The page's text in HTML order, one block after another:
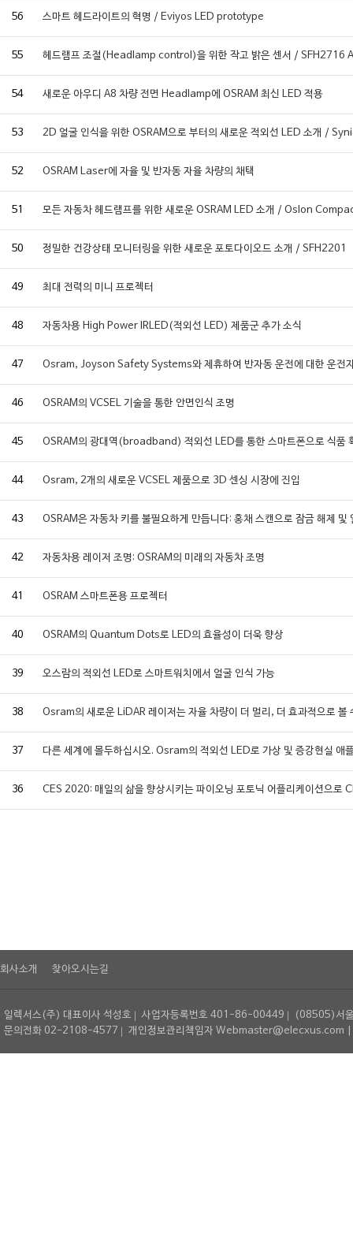
56 스마트 헤드라이트의 혁명 / Eviyos LED prototype
55 헤드램프 조절(Headlamp control)을 위한 작고 밝은 센서 / SFH2716
54 새로운 아우디 A8 차량 전면 Headlamp에 OSRAM 최신 LED 적용
53 2D 얼굴 인식을 위한 OSRAM으로 부터의 새로운 적외선 LED 소개 /
52 OSRAM Laser에 자율 및 반자동 자율 차량의 채택
51 모든 자동차 헤드램프를 위한 새로운 OSRAM LED 소개 / Oslon
50 정밀한 건강상태 모니터링을 위한 새로운 포토다이오드 소개 / SFH2201
49 최대 전력의 미니 프로젝터
48 자동차용 High Power IRLED(적외선 LED) 제품군 추가 소식
47 Osram, Joyson Safety Systems와 제휴하여 반자동 운전에 대한 운전
46 OSRAM의 VCSEL 기술을 통한 안면인식 조명
45 OSRAM의 광대역(broadband) 적외선 LED를 통한 스마트폰으로 식품
44 Osram, 2개의 새로운 VCSEL 제품으로 3D 센싱 시장에 진입
43 OSRAM은 자동차 키를 불필요하게 만듭니다: 홍채 스캔으로 잠금 해제 및
42 자동차용 레이저 조명: OSRAM의 미래의 자동차 조명
41 OSRAM 스마트폰용 프로젝터
40 OSRAM의 Quantum Dots로 LED의 효율성이 더욱 향상
39 오스람의 적외선 LED로 스마트워치에서 얼굴 인식 가능
38 Osram의 새로운 LiDAR 레이저는 자율 차량이 더 멀리, 더 효과적으로 볼
37 다른 세계에 몰두하십시오. Osram의 적외선 LED로 가상 및 증강현실 애
36 CES 2020: 매일의 삶을 향상시키는 파이오닝 포토닉 어플리케이션으로
회사소개 찾아오시는길
일렉서스(주) 대표이사 석성호 사업자등록번호 401-86-00449
(08505)서
문의전화 02-2108-4577
개인정보관리책임자